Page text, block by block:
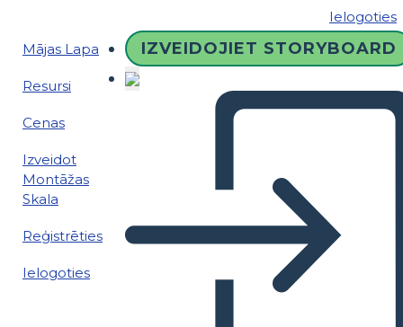
Ielogoties
Mājas Lapa
Resursi
Cenas
Izveidot
Montāžas
Skala
Reģistrēties
Ielogoties
IZVEIDOJIET STORYBOARD